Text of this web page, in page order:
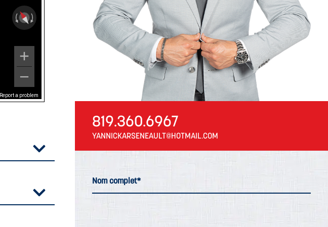
Report a problem
819.360.6967
YANNICKARSENEAULT@HOTMAIL.COM